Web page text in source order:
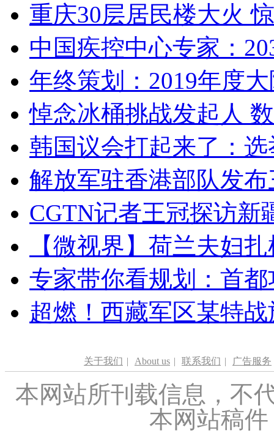
重庆30层居民楼大火
中国疾控中心专家：
年终策划：2019年度
悼念冰桶挑战发起人
韩国议会打起来了：
解放军驻香港部队发
CGTN记者王冠探访新
【微视界】荷兰夫妇
专家带你看规划：首
超燃！西藏军区某特
关于我们 | About us | 联系我们 | 广告服务
本网站所刊载信息，不
本网站稿